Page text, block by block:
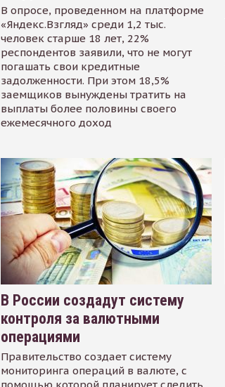
В опросе, проведенном на платформе
«Яндекс.Взгляд» среди 1,2 тыс.
человек старше 18 лет, 22%
респондентов заявили, что не могут
погашать свои кредитные
задолженности. При этом 18,5%
заемщиков вынуждены тратить на
выплаты более половины своего
ежемесячного доход
В России создадут систему
контроля за валютными
операциями
Правительство создает систему
мониторинга операций в валюте, с